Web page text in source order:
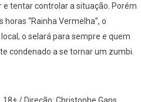
e tentar controlar a situação. Porém
“Rainha Vermelha”, o
o selará para sempre e quem
condenado a se tornar um zumbi.